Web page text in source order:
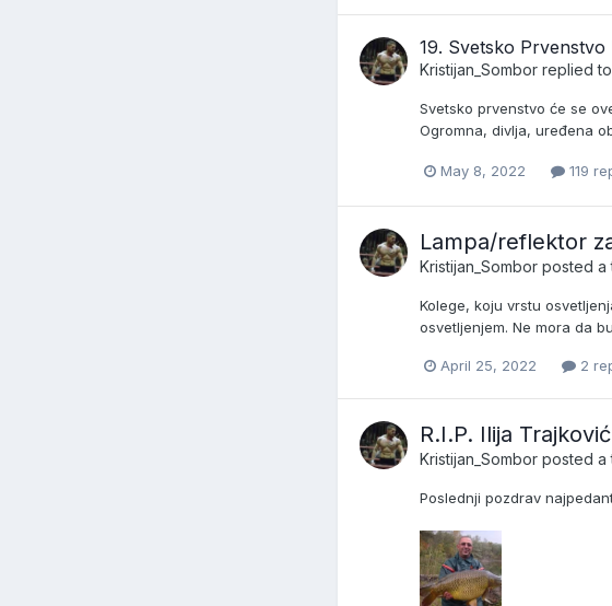
19. Svetsko
Kristijan_Sombor replied to
Svetsko prvenstvo će se
Ogromna, divlja, uređena
May 8, 2022 119
Lampa/reflektor
Kristijan_Sombor posted a
Kolege, koju vrstu
osvetljenjem. Ne mora da
April 25, 2022 2
R.I.P. Ilija Trajković
Kristijan_Sombor posted a
Poslednji pozdrav